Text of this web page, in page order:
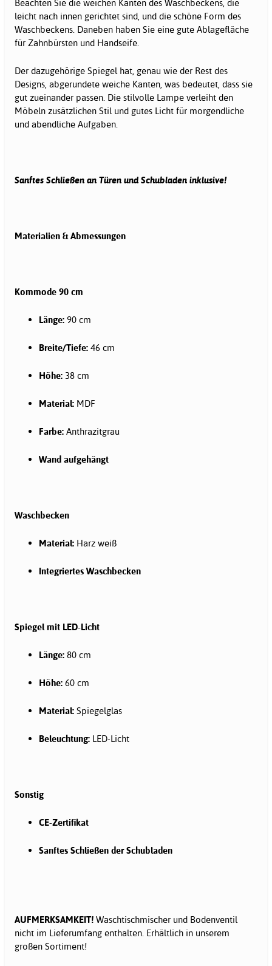
Beachten Sie die weichen Kanten des Waschbeckens, die
leicht nach innen gerichtet sind, und die schöne Form des
Waschbeckens. Daneben haben Sie eine gute Ablagefläche
für Zahnbürsten und Handseife.
Der dazugehörige Spiegel hat, genau wie der Rest des
Designs, abgerundete weiche Kanten, was bedeutet, dass sie
gut zueinander passen. Die stilvolle Lampe verleiht den
Möbeln zusätzlichen Stil und gutes Licht für morgendliche
und abendliche Aufgaben.
Sanftes Schließen an Türen und Schubladen inklusive!
Materialien & Abmessungen
Kommode 90 cm
Länge: 90 cm
Breite/Tiefe: 46 cm
Höhe: 38 cm
Material: MDF
Farbe: Anthrazitgrau
Wand aufgehängt
Waschbecken
Material: Harz weiß
Integriertes Waschbecken
Spiegel mit LED-Licht
Länge: 80 cm
Höhe: 60 cm
Material: Spiegelglas
Beleuchtung: LED-Licht
Sonstig
CE-Zertifikat
Sanftes Schließen der Schubladen
AUFMERKSAMKEIT! Waschtischmischer und Bodenventil
nicht im Lieferumfang enthalten. Erhältlich in unserem
großen Sortiment!